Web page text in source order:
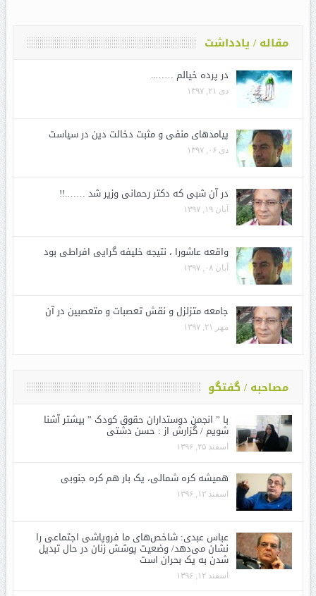
مقاله / یادداشت
در پرده خیالم ……..
دی ۲۱, ۱۳۹۷
پیامدهای منفی و مثبت دخالت دین در سیاست
دی ۰۶, ۱۳۹۷
در آن شبی که دکتر رحمانی وزیر شد …….!!
آبان ۱۹, ۱۳۹۷
واقعه عاشورا ، نتیجه خلیفه گرایی افراطی بود
آبان ۰۸, ۱۳۹۷
جامعه متزلزل و نقش تعصبات و متعصبین در آن
مهر ۲۱, ۱۳۹۷
مصاحبه / گفتگو
با ” انجمن دوستداران حقوق کودک ” بیشتر آشنا
شویم / گزارش از : حسن دشتی
اسفند ۲۵, ۱۳۹۶
همیشه کره شمالی، یک بار هم کره جنوبی
اسفند ۱۲, ۱۳۹۶
عباس عبدی: شاخص‌های ما فروپاشی اجتماعی را
نشان می‌دهد/ وضعیت پوشش زنان در حال تبدیل
شدن به یک بحران است
اسفند ۱۲, ۱۳۹۶